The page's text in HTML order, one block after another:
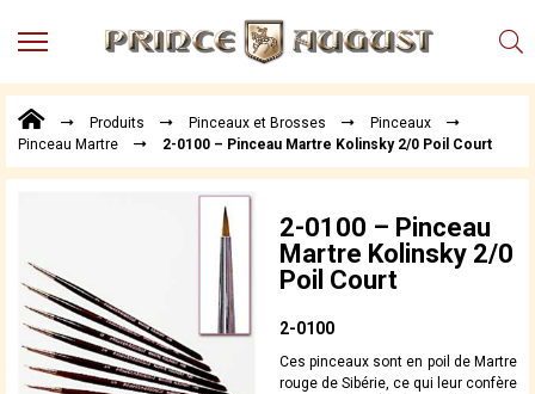
MENU
Points
de
Vente
Téléchargements
Techniques,
trucs et
astuces
Produits Pinceaux et Brosses
Pinceaux
Pinceau Martre
2-0100 – Pinceau Martre Kolinsky 2/0 Poil Court
2-0100 – Pinceau
Martre Kolinsky 2/0
Poil Court
2-0100
Ces pinceaux sont en poil de Martre
rouge de Sibérie, ce qui leur confère